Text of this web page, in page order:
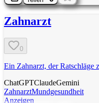
Zahnarzt
0
Ein Zahnarzt, der Ratschläge
ChatGPTClaudeGemini
ZahnarztMundgesundheit
Anzeigen